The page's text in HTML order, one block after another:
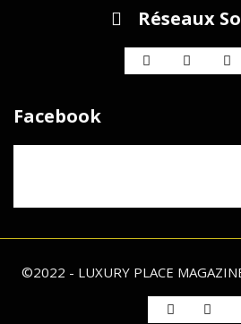
Réseaux
Facebook
©2022 - LUXURY PLACE